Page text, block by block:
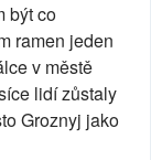
být co
ramen jeden
v městě
lidí zůstaly
Groznyj jako